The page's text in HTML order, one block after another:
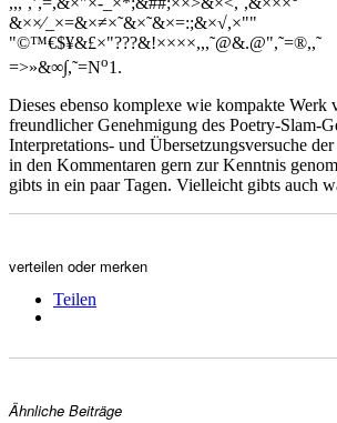
&××⁄_×=&×≠×˜&×˜&×=:;&×√,×""
"©™€$¥&£×"???&!××××,,,˜@&.@",˜=®,,˜
=>»&∞∫,˜=No1.
Dieses ebenso komplexe wie kompakte Werk
freundlicher Genehmigung des Poetry-Slam-
Interpretations- und Übersetzungsversuche
in den Kommentaren gern zur Kenntnis
gibts in ein paar Tagen. Vielleicht gibts auch
verteilen oder merken
Teilen
Ähnliche Beiträge